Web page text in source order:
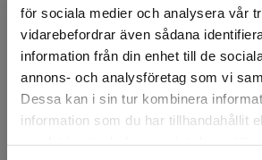
för sociala medier och analysera vår
vidarebefordrar även sådana
information från din enhet till de
annons- och analysföretag som vi
Dessa kan i sin tur kombinera
information som du har tillhandahållit
Begränsad
Det verkar som att du besöker
studentlitteratur.se via en enhet
Johanna Deak
Johanna Deak Sjöman – utbildad i
Storbritannien till